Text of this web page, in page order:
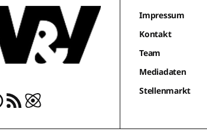
Impressum
Kontakt
Team
Mediadaten
Stellenmarkt